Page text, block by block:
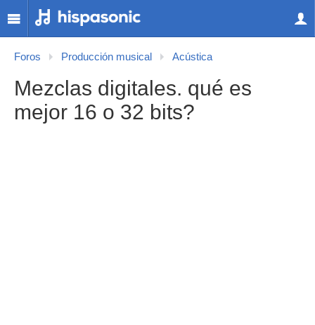
Foros Producción musical Acústica
Mezclas digitales. qué es
mejor 16 o 32 bits?